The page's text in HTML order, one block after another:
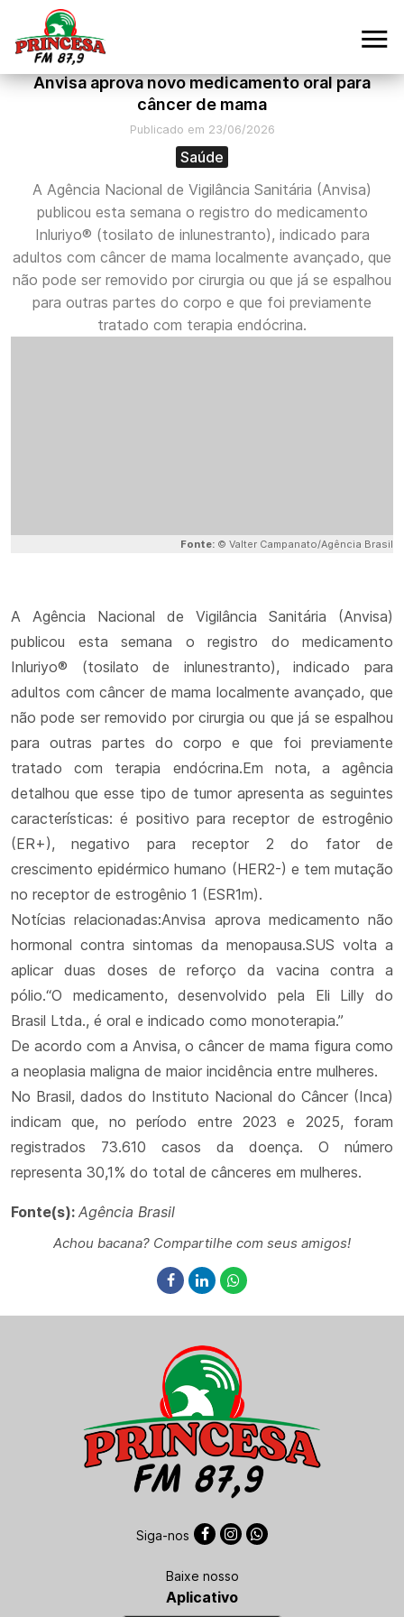
Anvisa aprova novo medicamento oral para
câncer de mama
Publicado em 23/06/2026
Saúde
A Agência Nacional de Vigilância Sanitária (Anvisa)
publicou esta semana o registro do medicamento
Inluriyo® (tosilato de inlunestranto), indicado para
adultos com câncer de mama localmente avançado, que
não pode ser removido por cirurgia ou que já se espalhou
para outras partes do corpo e que foi previamente
tratado com terapia endócrina.
Fonte: © Valter Campanato/Agência Brasil
A Agência Nacional de Vigilância Sanitária (Anvisa)
publicou esta semana o registro do medicamento
Inluriyo® (tosilato de inlunestranto), indicado para
adultos com câncer de mama localmente avançado, que
não pode ser removido por cirurgia ou que já se espalhou
para outras partes do corpo e que foi previamente
tratado com terapia endócrina.Em nota, a agência
detalhou que esse tipo de tumor apresenta as seguintes
características: é positivo para receptor de estrogênio
(ER+), negativo para receptor 2 do fator de
crescimento epidérmico humano (HER2-) e tem mutação
no receptor de estrogênio 1 (ESR1m).
Notícias relacionadas:Anvisa aprova medicamento não
hormonal contra sintomas da menopausa.SUS volta a
aplicar duas doses de reforço da vacina contra a
pólio.“O medicamento, desenvolvido pela Eli Lilly do
Brasil Ltda., é oral e indicado como monoterapia.”
De acordo com a Anvisa, o câncer de mama figura como
a neoplasia maligna de maior incidência entre mulheres.
No Brasil, dados do Instituto Nacional do Câncer (Inca)
indicam que, no período entre 2023 e 2025, foram
registrados 73.610 casos da doença. O número
representa 30,1% do total de cânceres em mulheres.
Fonte(s): Agência Brasil
Achou bacana? Compartilhe com seus amigos!
Siga-nos
Baixe nosso
Aplicativo